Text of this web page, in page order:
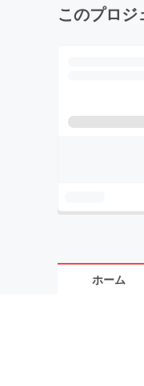
このプロ
ホーム